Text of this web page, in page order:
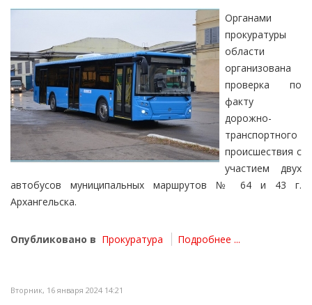
Органами
прокуратуры
области
организована
проверка по
факту
дорожно-
транспортного
происшествия с
участием двух
автобусов муниципальных маршрутов № 64 и 43 г.
Архангельска.
Опубликовано в Прокуратура Подробнее ...
Вторник, 16 января 2024 14:21